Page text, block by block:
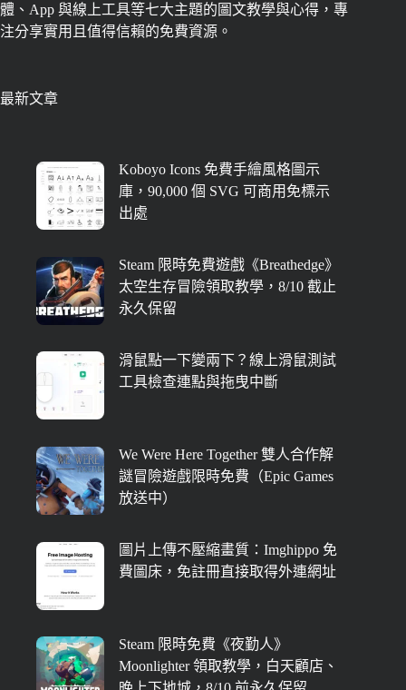
體、App 與線上工具等七大主題的圖文教學與心得，專
注分享實用且值得信賴的免費資源。
最新文章
Koboyo Icons 免費手繪風格圖示
庫，90,000 個 SVG 可商用免標示
出處
Steam 限時免費遊戲《Breathedge》
太空生存冒險領取教學，8/10 截止
永久保留
滑鼠點一下變兩下？線上滑鼠測試
工具檢查連點與拖曳中斷
We Were Here Together 雙人合作解
謎冒險遊戲限時免費（Epic Games
放送中）
圖片上傳不壓縮畫質：Imghippo 免
費圖床，免註冊直接取得外連網址
Steam 限時免費《夜勤人》
Moonlighter 領取教學，白天顧店、